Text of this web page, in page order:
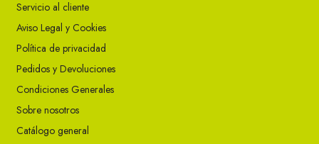
Servicio al cliente
Aviso Legal y Cookies
Política de privacidad
Pedidos y Devoluciones
Condiciones Generales
Sobre nosotros
Catálogo general